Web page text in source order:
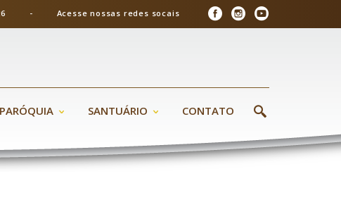
- Acesse nossas redes socais
PARÓQUIA SANTUÁRIO CONTATO